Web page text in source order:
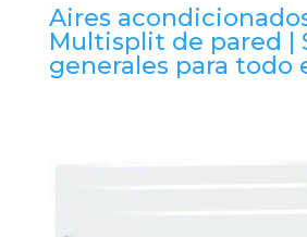
Aires
Multisplit de pared
generales para todo